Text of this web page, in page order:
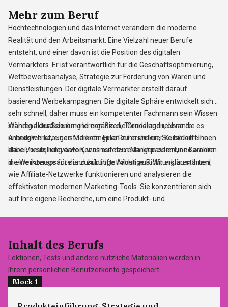
Mehr zum Beruf
Hochtechnologien und das Internet verändern die moderne
Realität und den Arbeitsmarkt. Eine Vielzahl neuer Berufe
entsteht, und einer davon ist die Position des digitalen
Vermarkters. Er ist verantwortlich für die Geschäftsoptimierung,
Wettbewerbsanalyse, Strategie zur Förderung von Waren und
Dienstleistungen. Der digitale Vermarkter erstellt darauf
basierend Werbekampagnen. Die digitale Sphäre entwickelt sich
sehr schnell, daher muss ein kompetenter Fachmann sein Wissen
ständig aktualisieren und ergänzen, Trends und relevante
Arbeitswerkzeuge studieren. Eine Reihe unserer Kurse hilft Ihnen
dabei, neue, relevante Kenntnisse zu erlangen oder eine Karriere
in eine interessante und zukunftsträchtige Richtung zu starten!
Während der Schulung lernen Sie die Grundlagen, ohne die es
unmöglich ist, einen Marketingplan zu erstellen, Sie bilden eine
klare Vorstellung davon, was auf dem Markt passiert, und wählen
die Werkzeuge für die zukünftige Arbeit aus. Wir erklären Ihnen,
wie Affiliate-Netzwerke funktionieren und analysieren die
effektivsten modernen Marketing-Tools. Sie konzentrieren sich
auf Ihre eigene Recherche, um eine Produkt- und
Marktforschungsmethoden, lernen, Wettbewerber analysieren,
deren Vorteile zu Ihrem Vorteil zu nutzen, eine Go-to-Market-
Strategie zu erstellen und eine tragfähige Roadmap zu schreiben.
Sie lernen, Risiken einzuschätzen und unter Berücksichtigung
Inhaltdes Berufs
Lektionen, Tests und andere nützliche Materialien werden in
Ihrem persönlichen Benutzerkonto gespeichert.
Block 1